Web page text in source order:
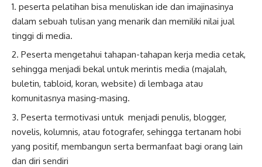
peserta pelatihan bisa menuliskan ide dan imajinasinya
dalam sebuah tulisan yang menarik dan memiliki nilai jual
tinggi di media.
Peserta mengetahui tahapan-tahapan kerja media cetak,
sehingga menjadi bekal untuk merintis media (majalah,
buletin, tabloid, koran, website) di lembaga atau
komunitasnya masing-masing.
Peserta termotivasi untuk menjadi penulis, blogger,
novelis, kolumnis, atau fotografer, sehingga tertanam hobi
yang positif, membangun serta bermanfaat bagi orang lain
dan diri sendiri